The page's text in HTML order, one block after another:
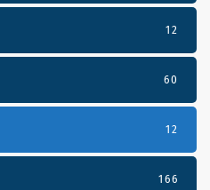
12
60
12
166